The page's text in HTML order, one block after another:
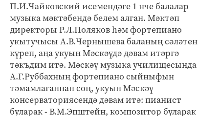
П.И.Чайковский исемендәге 1 нче балалар
музыка мәктәбендә белем алган. Мәктәп
директоры Р.Л.Поляков һәм фортепиано
укытучысы А.В.Чернышева баланың сәләтен
күреп, аңа укуын Мәскәүдә дәвам итәргә
тәкъдим итә. Мәскәү музыка училищесында
А.Г.Руббахның фортепиано сыйныфын
тәмамлаганнан соң, укуын Мәскәү
консерваториясендә дәвам итә: пианист
буларак - В.М.Эпштейн, композитор буларак